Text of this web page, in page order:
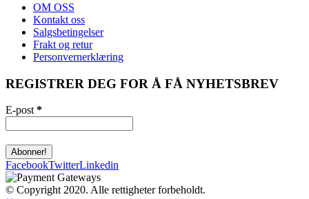
OM OSS
Kontakt oss
Salgsbetingelser
Frakt og retur
Personvernerklæring
REGISTRER DEG FOR Å FÅ NYHETSBREV
E-post *
FacebookTwitterLinkedin
© Copyright 2020. Alle rettigheter forbeholdt.